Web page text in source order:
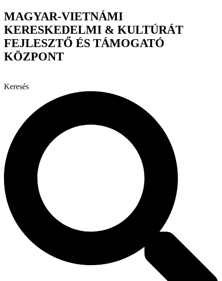
Ugrás
a
tartalomhoz
MAGYAR-VIETNÁMI
KERESKEDELMI & KULTÚRÁT
FEJLESZTŐ ÉS TÁMOGATÓ
KÖZPONT
Keresés